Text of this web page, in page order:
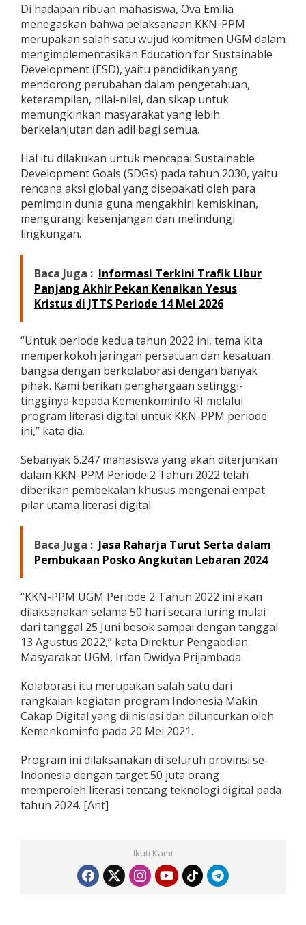
t
a
l
Di hadapan ribuan mahasiswa, Ova Emilia
menegaskan bahwa pelaksanaan KKN-PPM
merupakan salah satu wujud komitmen UGM dalam
mengimplementasikan Education for Sustainable
Development (ESD), yaitu pendidikan yang
mendorong perubahan dalam pengetahuan,
keterampilan, nilai-nilai, dan sikap untuk
memungkinkan masyarakat yang lebih
berkelanjutan dan adil bagi semua.
Hal itu dilakukan untuk mencapai Sustainable
Development Goals (SDGs) pada tahun 2030, yaitu
rencana aksi global yang disepakati oleh para
pemimpin dunia guna mengakhiri kemiskinan,
mengurangi kesenjangan dan melindungi
lingkungan.
Baca Juga : Informasi Terkini Trafik Libur
Panjang Akhir Pekan Kenaikan Yesus
Kristus di JTTS Periode 14 Mei 2026
“Untuk periode kedua tahun 2022 ini, tema kita
memperkokoh jaringan persatuan dan kesatuan
bangsa dengan berkolaborasi dengan banyak
pihak. Kami berikan penghargaan setinggi-
tingginya kepada Kemenkominfo RI melalui
program literasi digital untuk KKN-PPM periode
ini,” kata dia.
Sebanyak 6.247 mahasiswa yang akan diterjunkan
dalam KKN-PPM Periode 2 Tahun 2022 telah
diberikan pembekalan khusus mengenai empat
pilar utama literasi digital.
Baca Juga : Jasa Raharja Turut Serta dalam
Pembukaan Posko Angkutan Lebaran 2024
“KKN-PPM UGM Periode 2 Tahun 2022 ini akan
dilaksanakan selama 50 hari secara luring mulai
dari tanggal 25 Juni besok sampai dengan tanggal
13 Agustus 2022,” kata Direktur Pengabdian
Masyarakat UGM, Irfan Dwidya Prijambada.
Kolaborasi itu merupakan salah satu dari
rangkaian kegiatan program Indonesia Makin
Cakap Digital yang diinisiasi dan diluncurkan oleh
Kemenkominfo pada 20 Mei 2021.
Program ini dilaksanakan di seluruh provinsi se-
Indonesia dengan target 50 juta orang
memperoleh literasi tentang teknologi digital pada
tahun 2024. [Ant]
Ikuti Kami